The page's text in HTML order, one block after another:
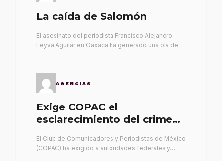
La caída de Salomón
El asesinato del periodista Francisco Alejandro
Leyva Aguilar en Oaxaca ha generado una ola de…
AGENCIAS
Exige COPAC el
esclarecimiento del crimen
El Club de Comunicadores y Periodistas de México
(COPAC) ha exigido a autoridades federales y…